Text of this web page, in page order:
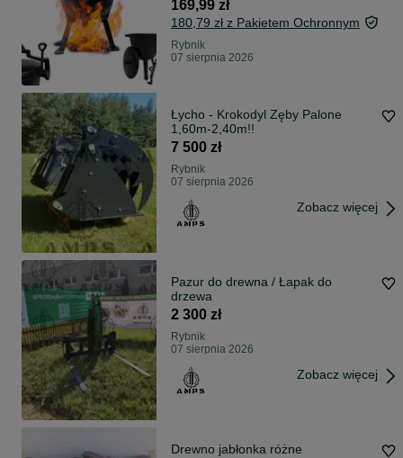
169,99 zł
180,79 zł z Pakietem Ochronnym
Rybnik
07 sierpnia 2026
Łycho - Krokodyl Zęby Palone
1,60m-2,40m!!
7 500 zł
Rybnik
07 sierpnia 2026
Zobacz więcej
Pazur do drewna / Łapak do
drzewa
2 300 zł
Rybnik
07 sierpnia 2026
Zobacz więcej
Drewno jabłonka różne